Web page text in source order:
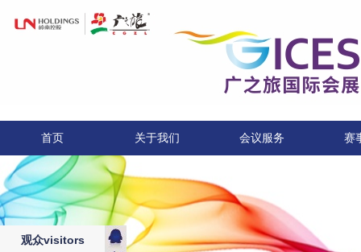
首页 关于我们 会议服务 赛
观众visitors